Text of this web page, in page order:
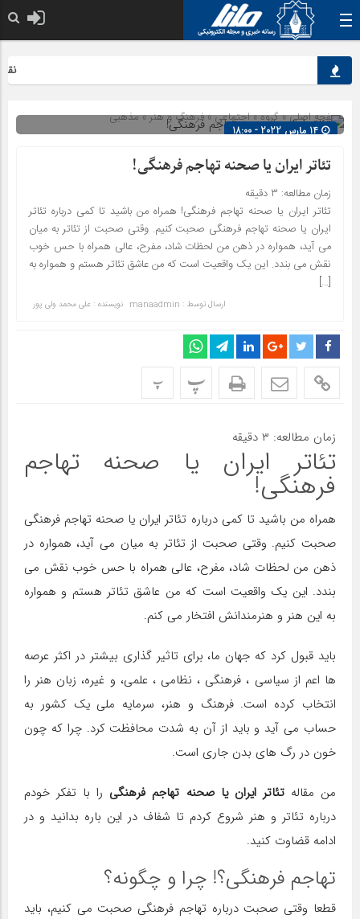
صفحه اصلی» گروه »اجتماعی»فرهنگ و هنر»مذهبی
14 مارس 2022 - 18:00
شناسه : 2178
تئاتر ایران یا صحنه تهاجم فرهنگی!
زمان مطالعه: ۳ دقیقه
تئاتر ایران یا صحنه تهاجم فرهنگی! همراه من باشید تا کمی درباره تئاتر
ایران یا صحنه تهاجم فرهنگی صحبت کنیم. وقتی صحبت از تئاتر به میان
می آید، همواره در ذهن من لحظات شاد، مفرح، عالی همراه با حس خوب
نقش می بندد. این یک واقعیت است که من عاشق تئاتر هستم و همواره به
[…]
ارسال توسط : manaadmin نویسنده : علی محمد ولی پور
پ پ
زمان مطالعه: ۳ دقیقه
تئاتر ایران یا صحنه تهاجم
فرهنگی!
همراه من باشید تا کمی درباره تئاتر ایران یا صحنه تهاجم فرهنگی
صحبت کنیم. وقتی صحبت از تئاتر به میان می آید، همواره در
ذهن من لحظات شاد، مفرح، عالی همراه با حس خوب نقش می
بندد. این یک واقعیت است که من عاشق تئاتر هستم و همواره
به این هنر و هنرمندانش افتخار می کنم.
باید قبول کرد که جهان ما، برای تاثیر گذاری بیشتر در اکثر عرصه
ها اعم از سیاسی ، فرهنگی ، نظامی ، علمی، و غیره، زبان هنر را
انتخاب کرده است. فرهنگ و هنر، سرمایه ملی یک کشور به
حساب می آید و باید از آن به شدت محافظت کرد. چرا که چون
خون در رگ های بدن جاری است.
من مقالهتئاتر ایران یا صحنه تهاجم فرهنگی را با تفکر خودم
درباره تئاتر و هنر شروع کردم تا شفاف در این باره بدانید و در
ادامه قضاوت کنید.
تهاجم فرهنگی؟! چرا و چگونه؟
قطعا وقتی صحبت درباره تهاجم فرهنگی صحبت می کنیم، باید